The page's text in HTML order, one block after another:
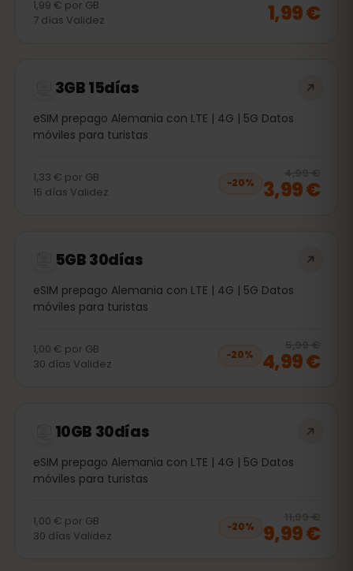
1,99 € por GB
7 días Validez 1,99 €
3GB 15días
eSIM prepago Alemania con LTE | 4G | 5G Datos
móviles para turistas
1,33 € por GB
15 días Validez
−20%
4,99 €
3,99 €
5GB 30días
eSIM prepago Alemania con LTE | 4G | 5G Datos
móviles para turistas
1,00 € por GB
30 días Validez
−20%
5,99 €
4,99 €
10GB 30días
eSIM prepago Alemania con LTE | 4G | 5G Datos
móviles para turistas
1,00 € por GB
30 días Validez
−20%
11,99 €
9,99 €